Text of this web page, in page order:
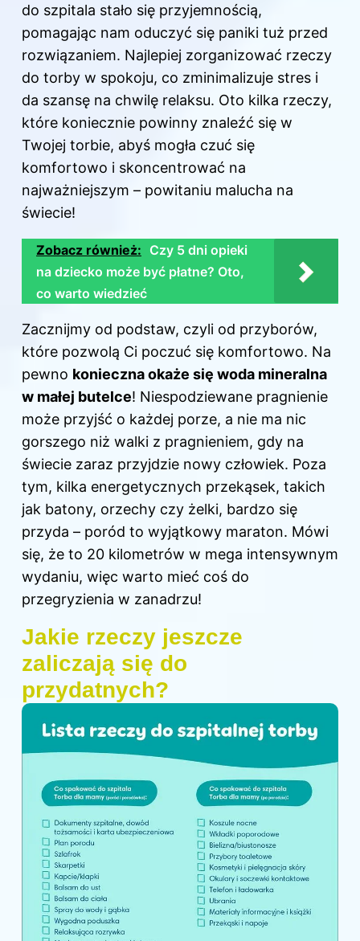
do szpitala stało się przyjemnością,
pomagając nam oduczyć się paniki tuż przed
rozwiązaniem. Najlepiej zorganizować rzeczy
do torby w spokoju, co zminimalizuje stres i
da szansę na chwilę relaksu. Oto kilka rzeczy,
które koniecznie powinny znaleźć się w
Twojej torbie, abyś mogła czuć się
komfortowo i skoncentrować na
najważniejszym – powitaniu malucha na
świecie!
Zobacz również: Czy 5 dni opieki
na dziecko może być płatne? Oto,
co warto wiedzieć
Zacznijmy od podstaw, czyli od przyborów,
które pozwolą Ci poczuć się komfortowo. Na
pewno konieczna okaże się woda mineralna
w małej butelce! Niespodziewane pragnienie
może przyjść o każdej porze, a nie ma nic
gorszego niż walki z pragnieniem, gdy na
świecie zaraz przyjdzie nowy człowiek. Poza
tym, kilka energetycznych przekąsek, takich
jak batony, orzechy czy żelki, bardzo się
przyda – poród to wyjątkowy maraton. Mówi
się, że to 20 kilometrów w mega intensywnym
wydaniu, więc warto mieć coś do
przegryzienia w zanadrzu!
Jakie rzeczy jeszcze
zaliczają się do
przydatnych?